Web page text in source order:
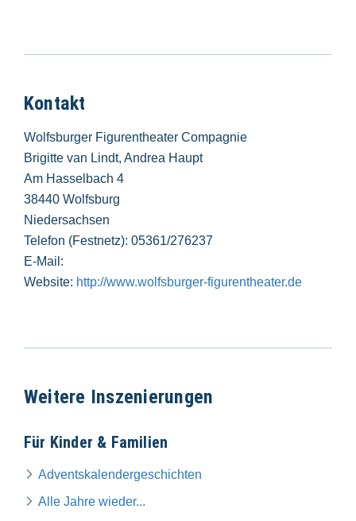
Kontakt
Wolfsburger Figurentheater Compagnie
Brigitte van Lindt, Andrea Haupt
Am Hasselbach 4
38440 Wolfsburg
Niedersachsen
Telefon (Festnetz): 05361/276237
E-Mail:
Website: http://www.wolfsburger-figurentheater.de
Weitere Inszenierungen
Für Kinder & Familien
Adventskalendergeschichten
Alle Jahre wieder...